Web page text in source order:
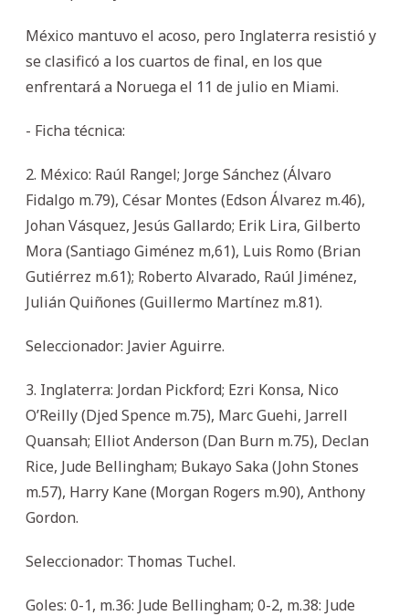
México mantuvo el acoso, pero Inglaterra resistió y
se clasificó a los cuartos de final, en los que
enfrentará a Noruega el 11 de julio en Miami.
- Ficha técnica:
2. México: Raúl Rangel; Jorge Sánchez (Álvaro
Fidalgo m.79), César Montes (Edson Álvarez m.46),
Johan Vásquez, Jesús Gallardo; Erik Lira, Gilberto
Mora (Santiago Giménez m,61), Luis Romo (Brian
Gutiérrez m.61); Roberto Alvarado, Raúl Jiménez,
Julián Quiñones (Guillermo Martínez m.81).
Seleccionador: Javier Aguirre.
3. Inglaterra: Jordan Pickford; Ezri Konsa, Nico
O’Reilly (Djed Spence m.75), Marc Guehi, Jarrell
Quansah; Elliot Anderson (Dan Burn m.75), Declan
Rice, Jude Bellingham; Bukayo Saka (John Stones
m.57), Harry Kane (Morgan Rogers m.90), Anthony
Gordon.
Seleccionador: Thomas Tuchel.
Goles: 0-1, m.36: Jude Bellingham; 0-2, m.38: Jude